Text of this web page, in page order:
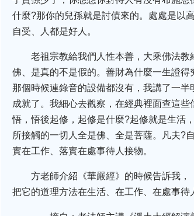
什麼?那你的兒孫就是討債來的。處處是以
自受、人都是好人。
老祖宗教給我們人性本善，大乘佛法
佛、是真的不是假的。善財為什麼一生證
那個時候連錄音的設備都沒有，我講了一
成就了。我細心去觀察，在經典裡面查這
悟，悟後起修，起修是什麼?起修就是生活
所接觸的一切人全是佛、全是菩薩。凡夫?
實在工作、落實在處事待人接物。
方老師介紹《華嚴經》的時候告訴我
把它的道理方法在生活、在工作、在處事